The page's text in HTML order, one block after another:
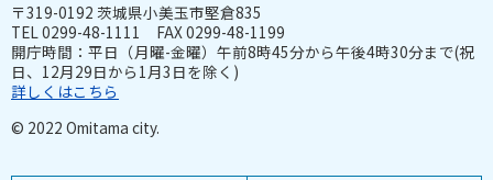
〒319-0192 茨城県小美玉市堅倉835
TEL 0299-48-1111 FAX 0299-48-1199
開庁時間：平日（月曜-金曜）午前8時45分から午後4時30分まで(祝
日、12月29日から1月3日を除く)
詳しくはこちら
© 2022 Omitama city.